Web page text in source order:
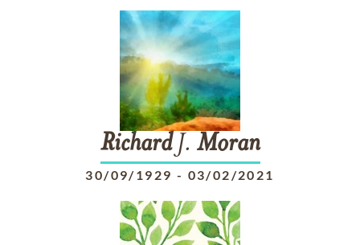
RichardJ. Moran
30/09/1929 - 03/02/2021